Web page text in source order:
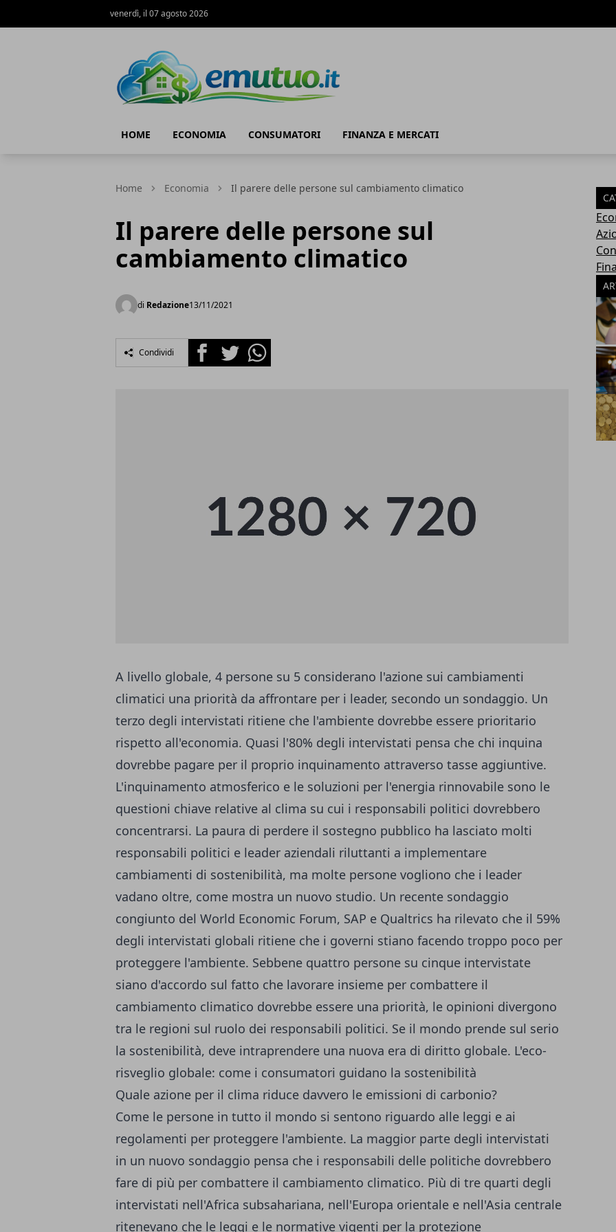
venerdì, il 07 agosto 2026
HOME ECONOMIA CONSUMATORI FINANZA E MERCATI
Home Economia Il parere delle persone sul cambiamento climatico
Il parere delle persone sul
cambiamento climatico
di Redazione13/11/2021
Condividi FacebookTwitterWhatsapp
A livello globale, 4 persone su 5 considerano l'azione sui cambiamenti
climatici una priorità da affrontare per i leader, secondo un sondaggio. Un
terzo degli intervistati ritiene che l'ambiente dovrebbe essere prioritario
rispetto all'economia. Quasi l'80% degli intervistati pensa che chi inquina
dovrebbe pagare per il proprio inquinamento attraverso tasse aggiuntive.
L'inquinamento atmosferico e le soluzioni per l'energia rinnovabile sono le
questioni chiave relative al clima su cui i responsabili politici dovrebbero
concentrarsi. La paura di perdere il sostegno pubblico ha lasciato molti
responsabili politici e leader aziendali riluttanti a implementare
cambiamenti di sostenibilità, ma molte persone vogliono che i leader
vadano oltre, come mostra un nuovo studio. Un recente sondaggio
congiunto del World Economic Forum, SAP e Qualtrics ha rilevato che il 59%
degli intervistati globali ritiene che i governi stiano facendo troppo poco per
proteggere l'ambiente. Sebbene quattro persone su cinque intervistate
siano d'accordo sul fatto che lavorare insieme per combattere il
cambiamento climatico dovrebbe essere una priorità, le opinioni divergono
tra le regioni sul ruolo dei responsabili politici. Se il mondo prende sul serio
la sostenibilità, deve intraprendere una nuova era di diritto globale. L'eco-
risveglio globale: come i consumatori guidano la sostenibilità
Quale azione per il clima riduce davvero le emissioni di carbonio?
Come le persone in tutto il mondo si sentono riguardo alle leggi e ai
regolamenti per proteggere l'ambiente. La maggior parte degli intervistati
in un nuovo sondaggio pensa che i responsabili delle politiche dovrebbero
fare di più per combattere il cambiamento climatico. Più di tre quarti degli
intervistati nell'Africa subsahariana, nell'Europa orientale e nell'Asia centrale
ritenevano che le leggi e le normative vigenti per la protezione